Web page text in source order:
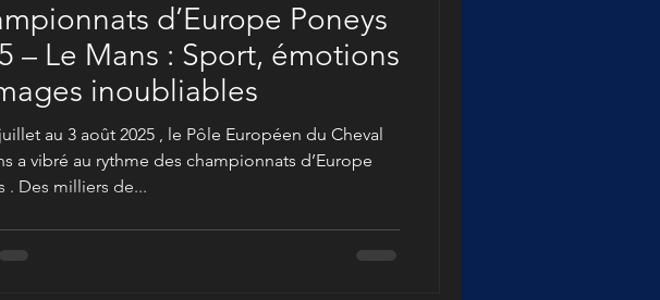
d’Europe Poneys
– Le Mans : Sport, émotions
inoubliables
au 3 août 2025 , le Pôle Européen du Cheval
a vibré au rythme des championnats d’Europe
. Des milliers de...